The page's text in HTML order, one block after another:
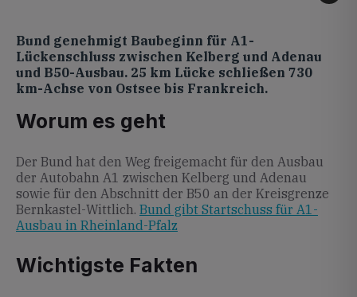
Bund genehmigt Baubeginn für A1-
Lückenschluss zwischen Kelberg und Adenau
und B50-Ausbau. 25 km Lücke schließen 730
km-Achse von Ostsee bis Frankreich.
Worum es geht
Der Bund hat den Weg freigemacht für den Ausbau
der Autobahn A1 zwischen Kelberg und Adenau
sowie für den Abschnitt der B50 an der Kreisgrenze
Bernkastel-Wittlich. Bund gibt Startschuss für A1-
Ausbau in Rheinland-Pfalz
Wichtigste Fakten